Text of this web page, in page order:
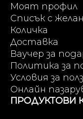
Моят профил
Списък с
Количка
Доставка
Ваучер за
Политика за
Условия за
Онлайн
ПРОДУКТОВИ